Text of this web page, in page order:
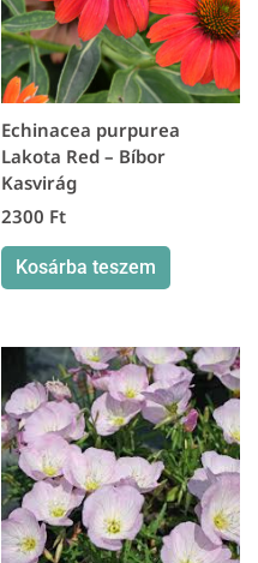
Echinacea purpurea
Lakota Red – Bíbor
Kasvirág
2300 Ft
Kosárba teszem